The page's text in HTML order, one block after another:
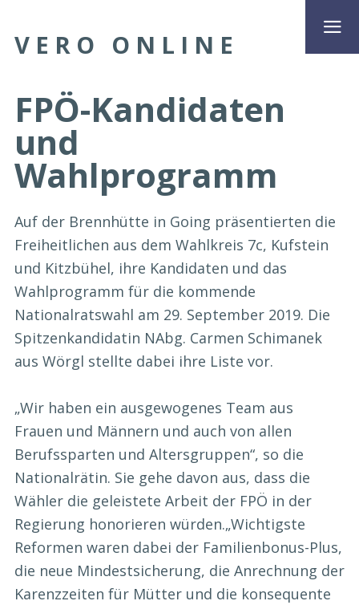
VERO ONLINE
FPÖ-Kandidaten
und
Wahlprogramm
Auf der Brennhütte in Going präsentierten die
Freiheitlichen aus dem Wahlkreis 7c, Kufstein
und Kitzbühel, ihre Kandidaten und das
Wahlprogramm für die kommende
Nationalratswahl am 29. September 2019. Die
Spitzenkandidatin NAbg. Carmen Schimanek
aus Wörgl stellte dabei ihre Liste vor.
„Wir haben ein ausgewogenes Team aus
Frauen und Männern und auch von allen
Berufssparten und Altersgruppen“, so die
Nationalrätin. Sie gehe davon aus, dass die
Wähler die geleistete Arbeit der FPÖ in der
Regierung honorieren würden.„Wichtigste
Reformen waren dabei der Familienbonus-Plus,
die neue Mindestsicherung, die Anrechnung der
Karenzzeiten für Mütter und die konsequente